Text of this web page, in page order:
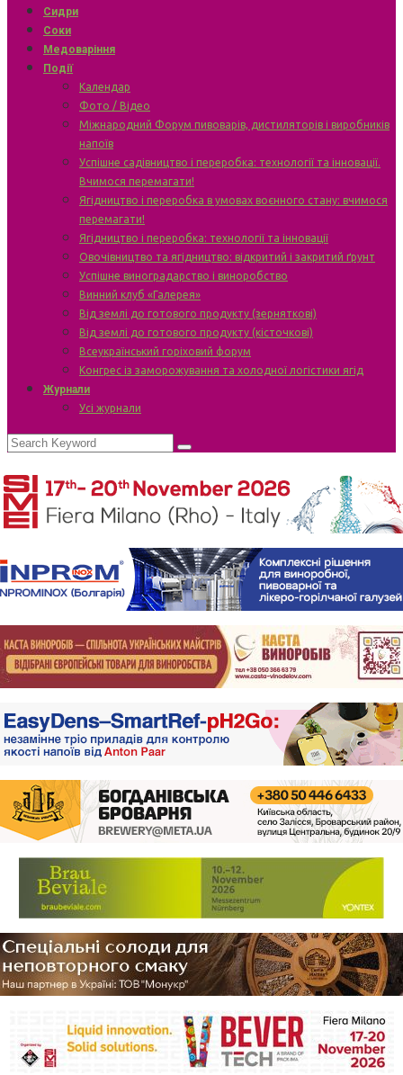
Сидри
Соки
Медоваріння
Події
Календар
Фото / Відео
Міжнародний Форум пивоварів, дистиляторів і виробників
напоїв
Успішне садівництво і переробка: технології та інновації.
Вчимося перемагати!
Ягідництво і переробка в умовах воєнного стану: вчимося
перемагати!
Ягідництво і переробка: технології та інновації
Овочівництво та ягідництво: відкритий і закритий ґрунт
Успішне виноградарство і виноробство
Винний клуб «Галерея»
Від землі до готового продукту (зерняткові)
Від землі до готового продукту (кісточкові)
Всеукраїнський горіховий форум
Конгрес із заморожування та холодної логістики ягід
Журнали
Усі журнали